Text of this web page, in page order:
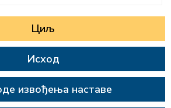
Циљ
Исход
извођења наставе